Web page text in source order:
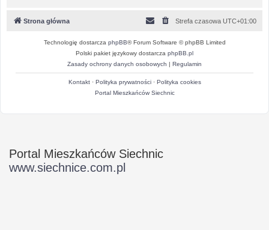
Strona główna Strefa czasowa UTC+01:00
Technologię dostarcza phpBB® Forum Software © phpBB Limited
Polski pakiet językowy dostarcza phpBB.pl
Zasady ochrony danych osobowych | Regulamin
Kontakt· Polityka prywatności· Polityka cookies
Portal Mieszkańców Siechnic
Portal Mieszkańców Siechnic
www.siechnice.com.pl